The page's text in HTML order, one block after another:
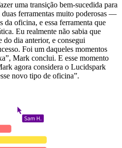
uma transição bem-sucedida para
ferramentas muito poderosas —
da oficina, e essa ferramenta que
Eu realmente não sabia que
do dia anterior, e consegui
Foi um daqueles momentos
Mark conclui. E esse momento
agora considera o Lucidspark
novo tipo de oficina”.